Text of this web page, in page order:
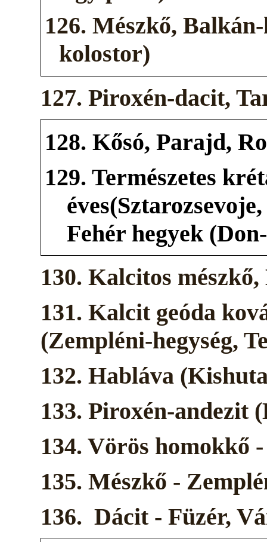
126. Mészkő,
kolostor)
127. Piroxén-dacit,
128. Kősó, Parajd,
129. Természetes
Fehér hegyek
130. Kalcitos
131. Kalcit geóda
(Zempléni-hegység,
132. Habláva
133. Piroxén-andezit
134. Vörös homokkő
135. Mészkő -
136. Dácit - Füzér,